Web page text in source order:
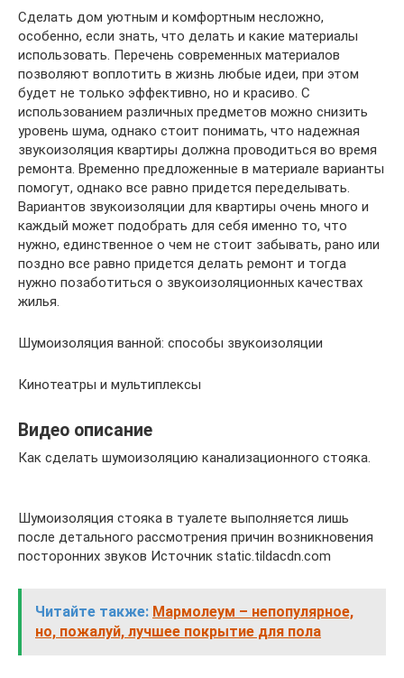
Сделать дом уютным и комфортным несложно,
особенно, если знать, что делать и какие материалы
использовать. Перечень современных материалов
позволяют воплотить в жизнь любые идеи, при этом
будет не только эффективно, но и красиво. С
использованием различных предметов можно снизить
уровень шума, однако стоит понимать, что надежная
звукоизоляция квартиры должна проводиться во время
ремонта. Временно предложенные в материале варианты
помогут, однако все равно придется переделывать.
Вариантов звукоизоляции для квартиры очень много и
каждый может подобрать для себя именно то, что
нужно, единственное о чем не стоит забывать, рано или
поздно все равно придется делать ремонт и тогда
нужно позаботиться о звукоизоляционных качествах
жилья.
Шумоизоляция ванной: способы звукоизоляции
Кинотеатры и мультиплексы
Видео описание
Как сделать шумоизоляцию канализационного стояка.
Шумоизоляция стояка в туалете выполняется лишь
после детального рассмотрения причин возникновения
посторонних звуков Источник static.tildacdn.com
Читайте также: Мармолеум – непопулярное,
но, пожалуй, лучшее покрытие для пола